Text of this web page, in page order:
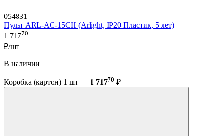
054831
Пульт ARL-AC-15CH (Arlight, IP20 Пластик, 5 лет)
1 71770
₽/шт
В наличии
Коробка (картон) 1 шт — 1 71770 ₽